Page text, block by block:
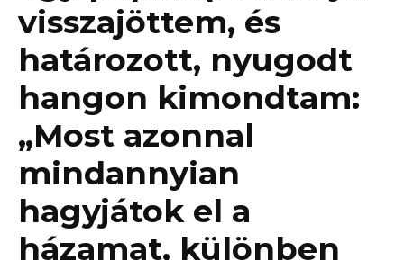
visszajöttem, és
határozott, nyugodt
hangon kimondtam:
„Most azonnal
mindannyian
hagyjátok el a
házamat, különben